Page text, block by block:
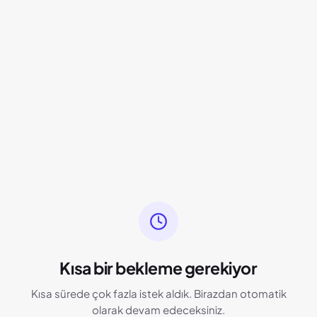
Kısa bir bekleme gerekiyor
Kısa sürede çok fazla istek aldık. Birazdan otomatik
olarak devam edeceksiniz.